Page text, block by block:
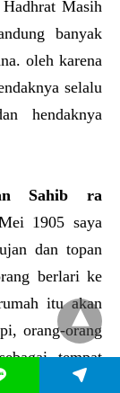
Masih
banyak
oleh karena
selalu
hendaknya
Sahib ra
1905 saya
dan topan
berlari ke
itu akan
orang-orang
tempat
bernaung di